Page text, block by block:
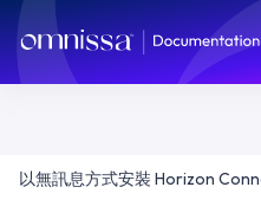
以無訊息方式安裝 Horizon